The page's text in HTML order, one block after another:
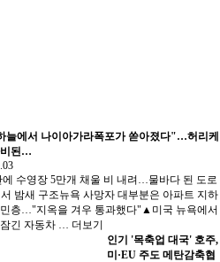
늘에서 나이아가라폭포가 쏟아졌다"…허리케
비된…
에 수영장 5만개 채울 비 내려…물바다 된 도로
서 밤새 구조뉴욕 사망자 대부분은 아파트 지하
층…"지옥을 겨우 통과했다"▲미국 뉴욕에서
긴 자동차 … 더보기
인기 '목축업 대국' 호주,
미·EU 주도 메탄감축협